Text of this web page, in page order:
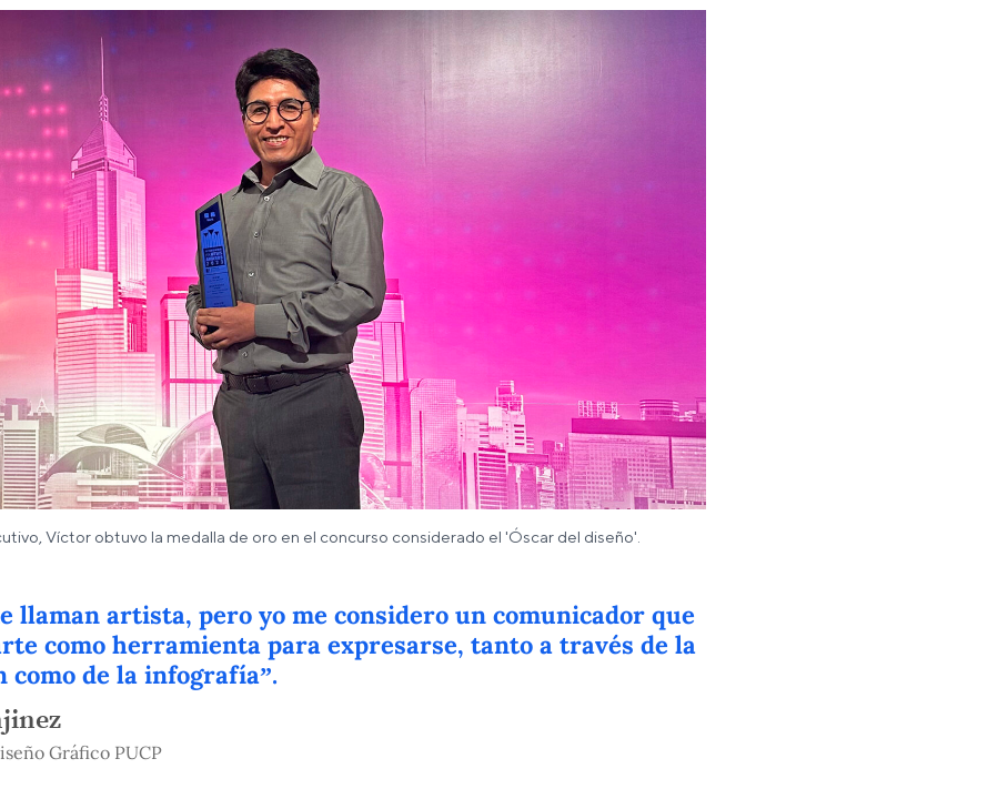
Víctor obtuvo la medalla de oro en el concurso considerado el 'Óscar del diseño'.
llaman artista, pero yo me considero un comunicador que
como herramienta para expresarse, tanto a través de la
de la infografía”.
Gráfico PUCP